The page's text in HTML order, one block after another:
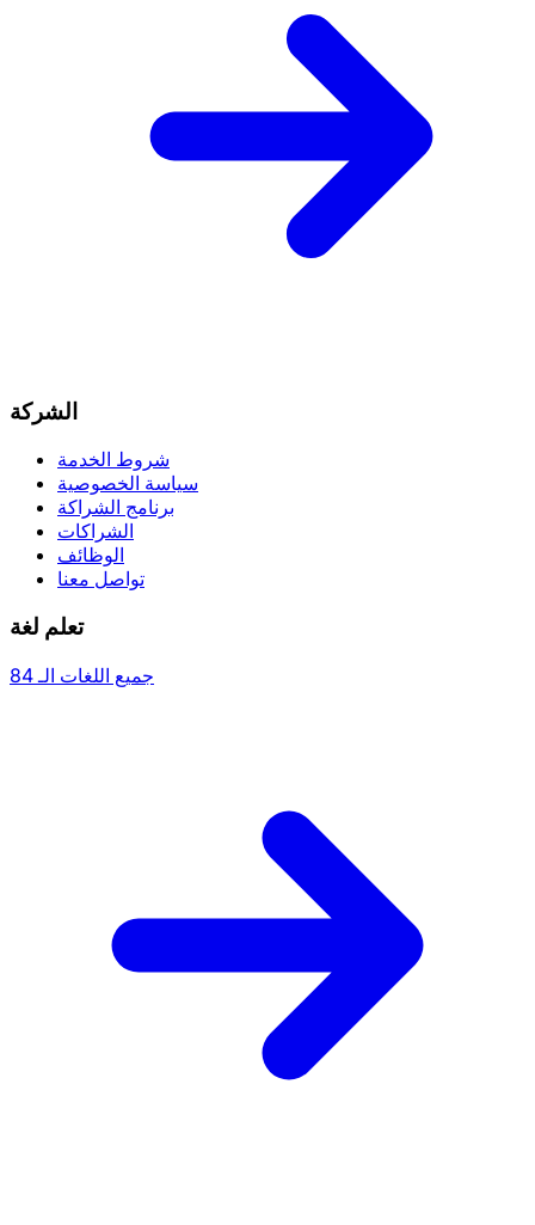
الشركة
شروط الخدمة
سياسة الخصوصية
برنامج الشراكة
الشراكات
الوظائف
تواصل معنا
تعلم لغة
جميع اللغات الـ 84